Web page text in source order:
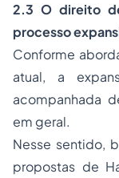
2.3 O direito
processo
Conforme
atual, a
acompanhada
em geral.
Nesse sentido,
propostas de